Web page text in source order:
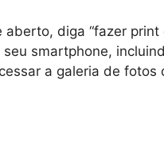
aberto, diga “fazer
smartphone,
a galeria de fotos